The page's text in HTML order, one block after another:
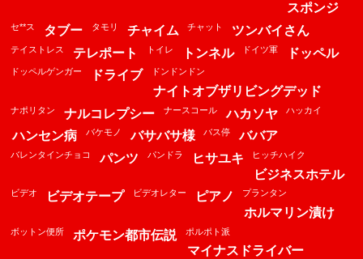
スポンジ
セ**ス タブー タモリ チャイム チャット ツンバイさん
テイストレス テレポート トイレ トンネル ドイツ軍 ドッペル
ドッペルゲンガー ドライブ ドンドンドン
ナイトオブザリビングデッド
ナポリタン ナルコレプシー ナースコール ハカソヤ ハッカイ
ハンセン病 バケモノ バサバサ様 バス停 ババア
バレンタインチョコ パンツ パンドラ ヒサユキ ヒッチハイク
ビジネスホテル
ビデオ ビデオテープ ビデオレター ピアノ プランタン
ホルマリン漬け
ボットン便所 ポケモン都市伝説 ポルポト派
マイナスドライバー